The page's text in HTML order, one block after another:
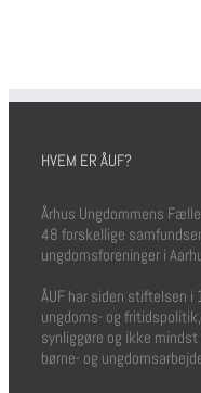
HVEM ER ÅUF?
Århus Ungdommens
48 forskellige
ungdomsforeninger i
ÅUF har siden stiftelsen
ungdoms- og
synliggøre og ikke
børne- og